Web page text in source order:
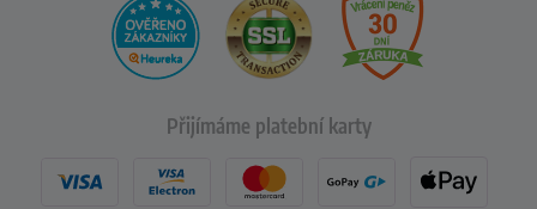
Přijímáme platební karty